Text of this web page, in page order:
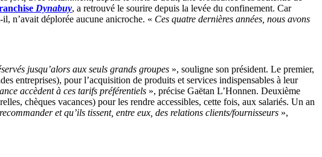
Dynabuy, a retrouvé le sourire depuis la levée du confinement. Car
n’avait déplorée aucune anicroche. « Ces quatre dernières années, nous avons
jusqu’alors aux seuls grands groupes », souligne son président. Le premier,
entreprises), pour l’acquisition de produits et services indispensables à leur
accèdent à ces tarifs préférentiels », précise Gaëtan L’Honnen. Deuxième
chèques vacances) pour les rendre accessibles, cette fois, aux salariés. Un an
et qu’ils tissent, entre eux, des relations clients/fournisseurs »,